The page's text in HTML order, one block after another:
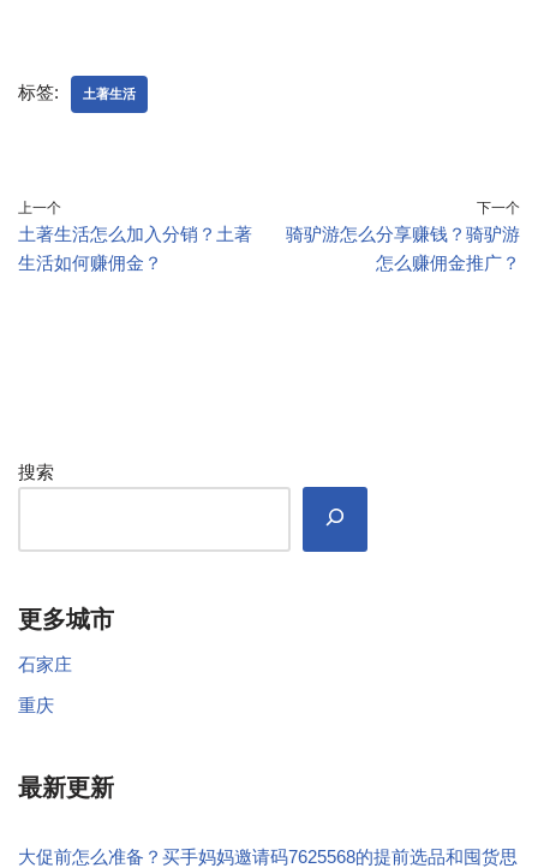
标签: 土著生活
上一个
土著生活怎么加入分销？土著
生活如何赚佣金？
下一个
骑驴游怎么分享赚钱？骑驴游
怎么赚佣金推广？
搜索
更多城市
石家庄
重庆
最新更新
大促前怎么准备？买手妈妈邀请码7625568的提前选品和囤货思